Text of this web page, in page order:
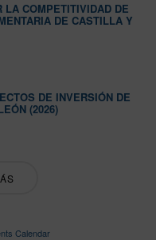
LA COMPETITIVIDAD DE
DE CASTILLA Y
DE INVERSIÓN DE
(2026)
Calendar